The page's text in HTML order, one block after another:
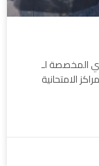
المخصصة لـ
الامتحانية